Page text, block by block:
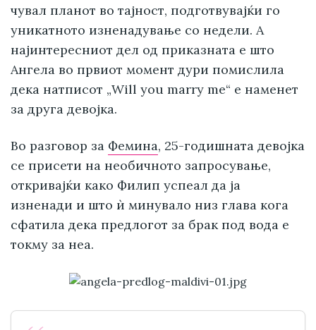
чувал планот во тајност, подготвувајќи го
уникатното изненадување со недели. А
најинтересниот дел од приказната е што
Ангела во првиот момент дури помислила
дека натписот „Will you marry me“ е наменет
за друга девојка.
Во разговор за Фемина, 25-годишната девојка
се присети на необичното запросување,
откривајќи како Филип успеал да ја
изненади и што ѝ минувало низ глава кога
сфатила дека предлогот за брак под вода е
токму за неа.